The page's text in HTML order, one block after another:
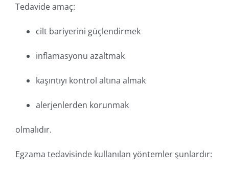
Tedavide amaç:
cilt bariyerini güçlendirmek
inflamasyonu azaltmak
kaşıntıyı kontrol altına almak
alerjenlerden korunmak
olmalıdır.
Egzama tedavisinde kullanılan yöntemler şunlardır: